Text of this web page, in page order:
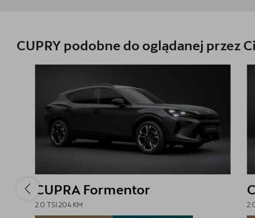
CUPRY podobne do oglądanej przez
CUPRA Formentor
2.0 TSI 204 KM